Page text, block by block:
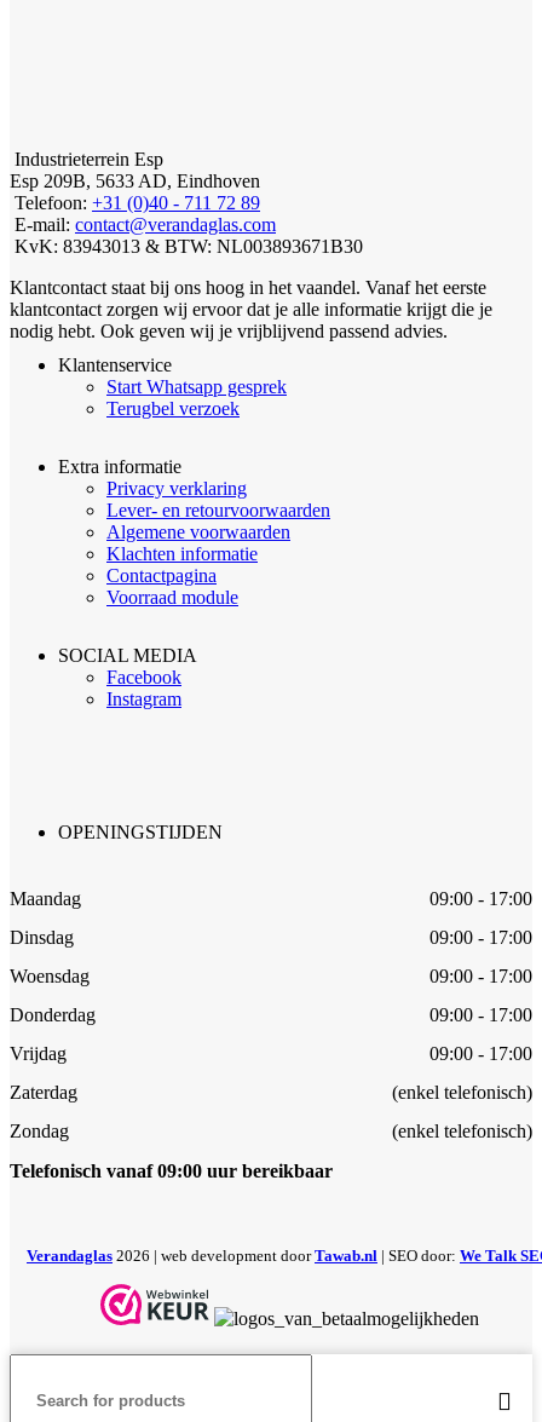
Industrieterrein Esp
Esp 209B, 5633 AD, Eindhoven
Telefoon: +31 (0)40 - 711 72 89
E-mail: contact@verandaglas.com
KvK: 83943013 & BTW: NL003893671B30
Klantcontact staat bij ons hoog in het vaandel. Vanaf het eerste
klantcontact zorgen wij ervoor dat je alle informatie krijgt die je
nodig hebt. Ook geven wij je vrijblijvend passend advies.
Klantenservice
Start Whatsapp gesprek
Terugbel verzoek
Extra informatie
Privacy verklaring
Lever- en retourvoorwaarden
Algemene voorwaarden
Klachten informatie
Contactpagina
Voorraad module
SOCIAL MEDIA
Facebook
Instagram
OPENINGSTIJDEN
Maandag
09:00 - 17:00
Dinsdag
09:00 - 17:00
Woensdag
09:00 - 17:00
Donderdag
09:00 - 17:00
Vrijdag
09:00 - 17:00
Zaterdag
(enkel telefonisch)
Zondag
(enkel telefonisch)
Telefonisch vanaf 09:00 uur bereikbaar
Verandaglas 2026 | web development doorTawab.nl | SEO door: We Talk